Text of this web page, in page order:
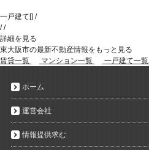
一戸建て [] /
//
詳細を見る
東大阪市の最新不動産情報をもっと見る
賃貸一覧
マンション一覧 一戸建て一覧
ホーム
運営会社
情報提供求む